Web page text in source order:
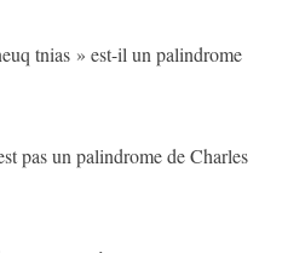
tnias » est-il un palindrome
pas un palindrome de Charles